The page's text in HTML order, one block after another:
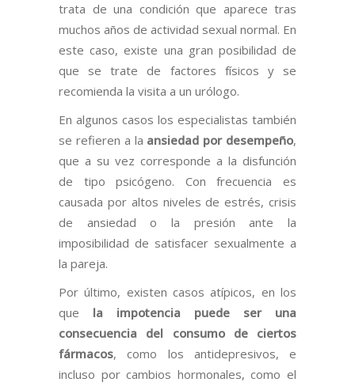
trata de una condición que aparece tras
muchos años de actividad sexual normal. En
este caso, existe una gran posibilidad de
que se trate de factores físicos y se
recomienda la visita a un urólogo.
En algunos casos los especialistas también
se refieren a la ansiedad por desempeño,
que a su vez corresponde a la disfunción
de tipo psicógeno. Con frecuencia es
causada por altos niveles de estrés, crisis
de ansiedad o la presión ante la
imposibilidad de satisfacer sexualmente a
la pareja.
Por último, existen casos atípicos, en los
que la impotencia puede ser una
consecuencia del consumo de ciertos
fármacos, como los antidepresivos, e
incluso por cambios hormonales, como el